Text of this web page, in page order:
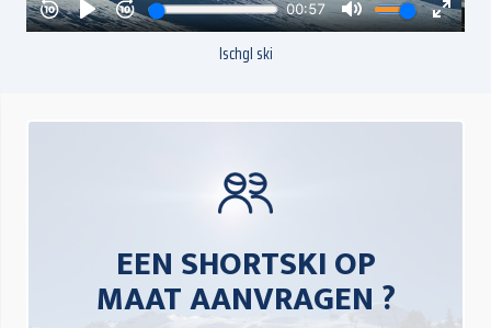
Ischgl ski
EEN SHORTSKI OP
MAAT AANVRAGEN ?